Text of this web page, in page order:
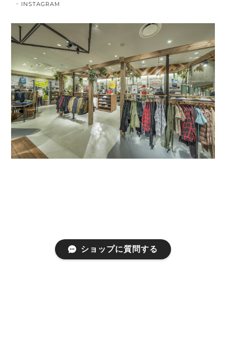
INSTAGRAM
ショップに質問する